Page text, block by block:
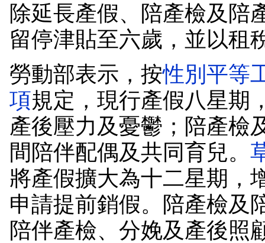
除延長產假、陪產檢及陪
留停津貼至六歲，並以租
勞動部表示，按性別平等
項規定，現行產假八星期
產後壓力及憂鬱；陪產檢
間陪伴配偶及共同育兒。
將產假擴大為十二星期，
申請提前銷假。陪產檢及
陪伴產檢、分娩及產後照